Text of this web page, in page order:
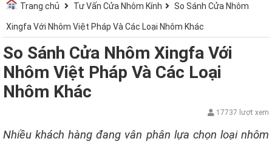
Trang chủ Tư Vấn Cửa Nhôm Kính So Sánh Cửa Nhôm
Xingfa Với Nhôm Việt Pháp Và Các Loại Nhôm Khác
So Sánh Cửa Nhôm Xingfa Với
Nhôm Việt Pháp Và Các Loại
Nhôm Khác
17737 lượt xem
Nhiều khách hàng đang vân phân lựa chọn loại nhôm